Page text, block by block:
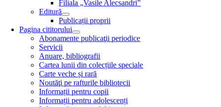
Filiala „Vasile Alecsandri”
Editură
Publicații proprii
Pagina cititorului
Abonamente publicaţii periodice
Servicii
Anuare, bibliografii
Cartea lunii din colecțiile speciale
Carte veche și rară
Noutăţi pe rafturile bibliotecii
Informații pentru copii
Informații pentru adolescenți